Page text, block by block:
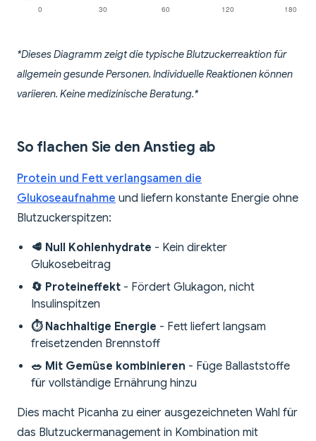
*Dieses Diagramm zeigt die typische Blutzuckerreaktion für
allgemein gesunde Personen. Individuelle Reaktionen können
variieren. Keine medizinische Beratung.*
So flachen Sie den Anstieg ab
Protein und Fett verlangsamen die
Glukoseaufnahme und liefern konstante Energie ohne
Blutzuckerspitzen:
🥩 Null Kohlenhydrate - Kein direkter
Glukosebeitrag
🔄 Proteineffekt - Fördert Glukagon, nicht
Insulinspitzen
⏱️ Nachhaltige Energie - Fett liefert langsam
freisetzenden Brennstoff
🥗 Mit Gemüse kombinieren - Füge Ballaststoffe
für vollständige Ernährung hinzu
Dies macht Picanha zu einer ausgezeichneten Wahl für
das Blutzuckermanagement in Kombination mit